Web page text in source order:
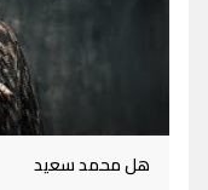
هل محمد سعيد